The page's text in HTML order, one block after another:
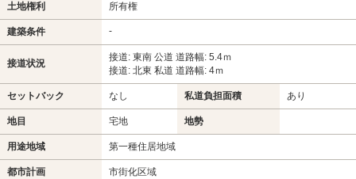
土地権利 所有権
建築条件 -
接道状況
接道: 東南 公道 道路幅: 5.4ｍ
接道: 北東 私道 道路幅: 4ｍ
セットバック なし 私道負担面積 あり
地目 宅地 地勢
用途地域 第一種住居地域
都市計画 市街化区域